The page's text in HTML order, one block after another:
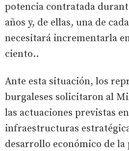
potencia contratada
años y, de ellas, una de
necesitará incrementarla
ciento..
Ante esta situación, los
burgaleses solicitaron al
las actuaciones previstas
infraestructuras
desarrollo económico de